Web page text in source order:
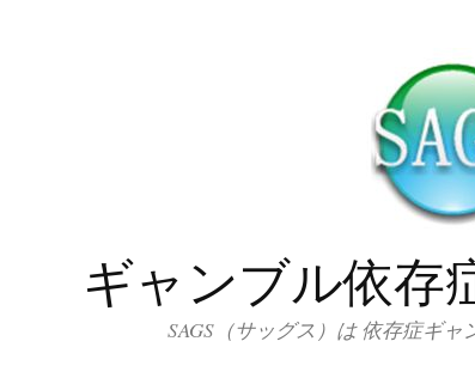
ギャンブル依存
SAGS（サッグス）は 依存症ギ